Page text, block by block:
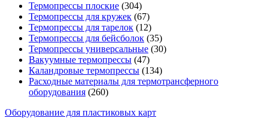
Термопрессы плоские (304)
Термопрессы для кружек (67)
Термопрессы для тарелок (12)
Термопрессы для бейсболок (35)
Термопрессы универсальные (30)
Вакуумные термопрессы (47)
Каландровые термопрессы (134)
Расходные материалы для термотрансферного
оборудования (260)
Оборудование для пластиковых карт